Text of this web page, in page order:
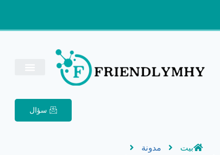
سؤال
بيت
مدونة